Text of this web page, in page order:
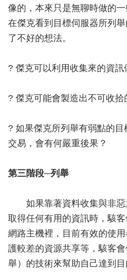
像的，本來只是無聊時做的
在傑克看到目標伺服器所列
了不好的想法。
? 傑克可以利用收集來的資訊
? 傑克可能會製造出不可收拾
? 如果傑克所列舉有弱點的
交易，會有何嚴重後果？
第三階段─列舉
如果靠著資料收集與非惡
取得任何有用的資訊時，駭
網路主機裡，目前有效的使
護較差的資源共享等，駭客
舉）的技術來幫助自己達到目